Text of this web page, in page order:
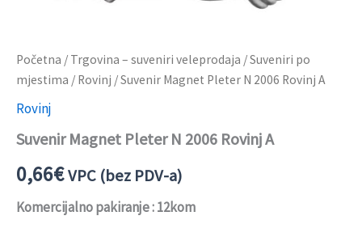
Početna / Trgovina – suveniri veleprodaja /Suveniri po
mjestima / Rovinj / Suvenir Magnet Pleter N 2006 Rovinj A
Rovinj
Suvenir Magnet Pleter N 2006 Rovinj A
0,66€VPC (bez PDV-a)
Komercijalno pakiranje : 12kom